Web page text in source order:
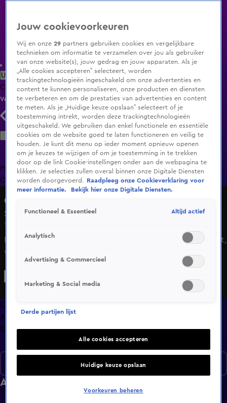
Uitzending Gemist Populaire programma's Zenders Genres
ClipsFilmsRadioSmart TV inlogShop
Volg KIJK
Zoeken
HomeUitzending Gemist Programma's De Bondgenoten
OranjezomerLivestreamsShop
Chateau Bijstand
Seizoen 1, aflevering 6
18 apr 2022, 20:30
De schrik is groot als de familie hun weekbudget ontvangt,
want deze valt lager uit dan verwacht. De familie gaat
langs bij een lokaal goed doel Help ons Helpen 0297, waar
Overzicht
Afleveringen
Clips
Afleveringen
Jouw cookievoorkeuren
Wij en onze29 partners gebruiken cookies en vergelijkbare
technieken om informatie te verzamelen over jou als gebruiker
van onze website(s), jouw gedrag en jouw apparaten. Als je
„Alle cookies accepteren” selecteert, worden
trackingtechnologieën ingeschakeld om onze advertenties en
content te kunnen personaliseren, onze producten en diensten
te verbeteren en om de prestaties van advertenties en content
te meten. Als je „Huidige keuze opslaan” selecteert of je
toestemming intrekt, worden deze trackingtechnologieën
uitgeschakeld. We gebruiken dan enkel functionele en essentiële
cookies om de website goed te laten functioneren en veilig te
houden. Je kunt dit menu op ieder moment opnieuw openen
om je keuzes te wijzigen of om je toestemming in te trekken
door op de link Cookie-instellingen onder aan de webpagina te
klikken. Je selecties zullen overal binnen onze Digitale Diensten
worden doorgevoerd.
Raadpleeg onze Cookieverklaring voor
meer informatie.
Bekijk hier onze Digitale Diensten.
Functioneel & Essentieel Altijd actief
Analytisch
Advertising & Commercieel
Marketing & Social media
Derde partijen lijst
Alle cookies accepteren
Huidige keuze opslaan
Voorkeuren beheren